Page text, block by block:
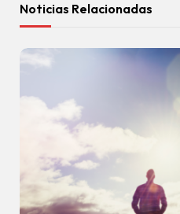
Noticias Relacionadas